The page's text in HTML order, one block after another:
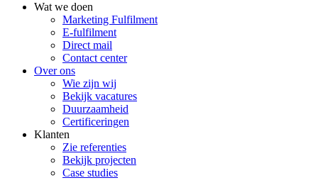
Wat we doen
Marketing Fulfilment
E-fulfilment
Direct mail
Contact center
Over ons
Wie zijn wij
Bekijk vacatures
Duurzaamheid
Certificeringen
Klanten
Zie referenties
Bekijk projecten
Case studies